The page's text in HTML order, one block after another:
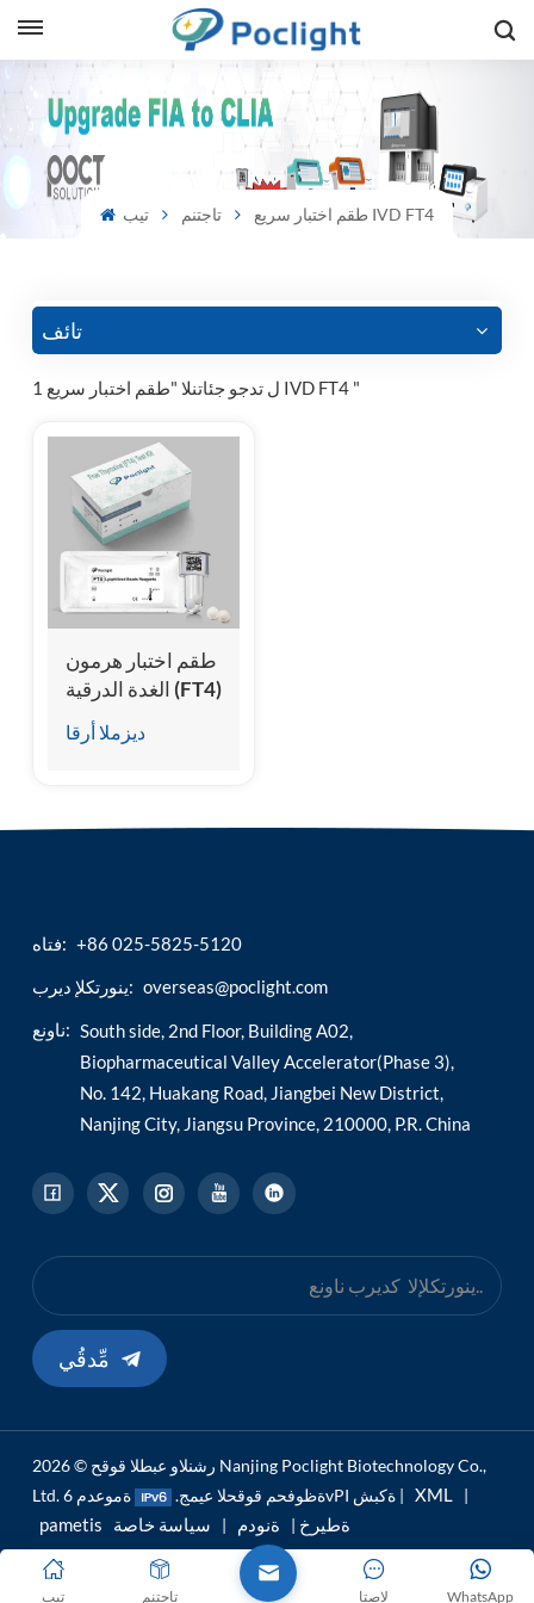
تيب تاجتنم طقم اختبار سريع IVD FT4
تائف
1 ل تدجو جئاتنلا "طقم اختبار سريع IVD FT4 "
طقم اختبار هرمون
الغدة الدرقية (FT4)
المجاني
ديزملا أرقا
فتاه: +86 025-5825-5120
ينورتكلإ ديرب: overseas@poclight.com
ناونع: South side, 2nd Floor, Building A02,
Biopharmaceutical Valley Accelerator(Phase 3),
No. 142, Huakang Road, Jiangbei New District,
Nanjing City, Jiangsu Province, 210000, P.R. China
مِّدقُي
رشنلاو عبطلا قوقح © 2026 Nanjing Poclight Biotechnology Co.,
Ltd. ةظوفحم قوقحلا عيمج.
ةموعدم 6vPI ةكبش | XML |
pametis ةطيرخ | ةنودم | سياسة خاصة
تيب تاجتنم WhatsApp لاصتا